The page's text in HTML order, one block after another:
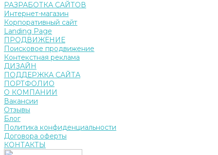
РАЗРАБОТКА САЙТОВ
Интернет-магазин
Корпоративный сайт
Landing Page
ПРОДВИЖЕНИЕ
Поисковое продвижение
Контекстная реклама
ДИЗАЙН
ПОДДЕРЖКА САЙТА
ПОРТФОЛИО
О КОМПАНИИ
Вакансии
Отзывы
Блог
Политика конфиденциальности
Договора оферты
КОНТАКТЫ